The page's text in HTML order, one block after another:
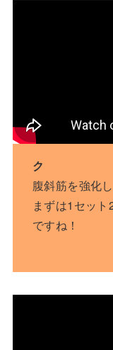
ク
腹斜筋を強化
まずは1セッ
ですね！